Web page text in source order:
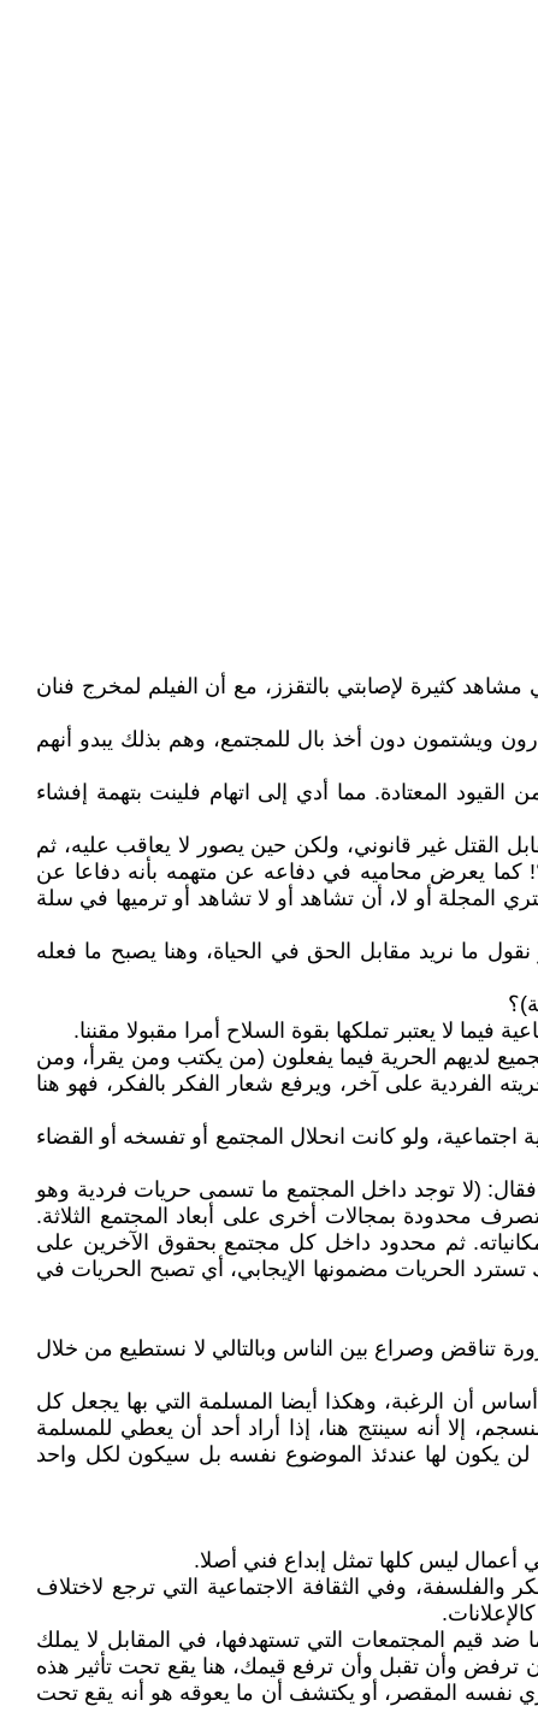
كثيرة لإصابتي بالتقزز، مع أن الفيلم لمخرج فنان
ويشتمون دون أخذ بال للمجتمع، وهم بذلك يبدو أنهم
المعتادة. مما أدي إلى اتهام فلينت بتهمة إفشاء
القتل غير قانوني، ولكن حين يصور لا يعاقب عليه، ثم
كما يعرض محاميه في دفاعه عن متهمه بأنه دفاعا عن
المجلة أو لا، أن تشاهد أو لا تشاهد أو ترميها في سلة
ما نريد مقابل الحق في الحياة، وهنا يصبح ما فعله
لا يعتبر تملكها بقوة السلاح أمرا مقبولا مقننا.
لديهم الحرية فيما يفعلون (من يكتب ومن يقرأ، ومن
على آخر، ويرفع شعار الفكر بالفكر، فهو هنا
ولو كانت انحلال المجتمع أو تفسخه أو القضاء
(لا توجد داخل المجتمع ما تسمى حريات فردية وهو
محدودة بمجالات أخرى على أبعاد المجتمع الثلاثة.
ثم محدود داخل كل مجتمع بحقوق الآخرين على
تسترد الحريات مضمونها الإيجابي، أي تصبح الحريات في
تناقض وصراع بين الناس وبالتالي لا نستطيع من خلال
أن الرغبة، وهكذا أيضا المسلمة التي بها يجعل كل
إلا أنه سينتج هنا، إذا أراد أحد أن يعطي للمسلمة
لن يكون لها عندئذ الموضوع نفسه بل سيكون لكل واحد
أعمال ليس كلها تمثل إبداع فني أصلا.
وفي الثقافة الاجتماعية التي ترجع لاختلاف
ضد قيم المجتمعات التي تستهدفها، في المقابل لا يملك
ترفض وأن تقبل وأن ترفع قيمك، هنا يقع تحت تأثير هذه
نفسه المقصر، أو يكتشف أن ما يعوقه هو أنه يقع تحت